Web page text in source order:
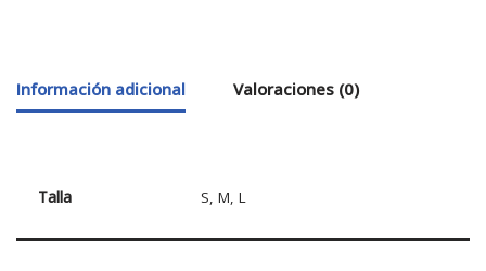
Información adicional Valoraciones (0)
Talla S, M, L